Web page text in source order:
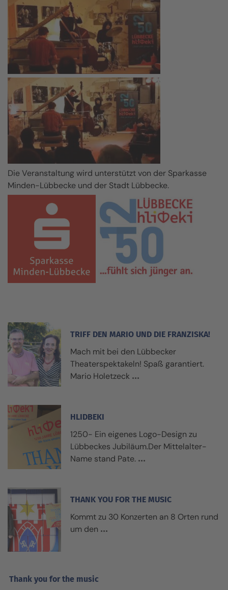
Die Veranstaltung wird unterstützt von der Sparkasse
Minden-Lübbecke und der Stadt Lübbecke.
TRIFF DEN MARIO UND DIE FRANZISKA!
Mach mit bei den Lübbecker
Theaterspektakeln! Spaß garantiert.
Mario Holetzeck
HLIDBEKI
1250- Ein eigenes Logo-Design zu
Lübbeckes Jubiläum.Der Mittelalter-
Name stand Pate.
THANK YOU FOR THE MUSIC
Kommt zu 30 Konzerten an 8 Orten rund
um den
Thank you for the music